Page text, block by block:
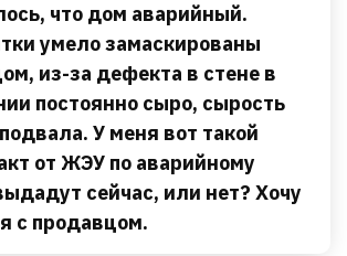
что дом аварийный.
умело замаскированы
из-за дефекта в стене в
постоянно сыро, сырость
У меня вот такой
от ЖЭУ по аварийному
сейчас, или нет? Хочу
с продавцом.